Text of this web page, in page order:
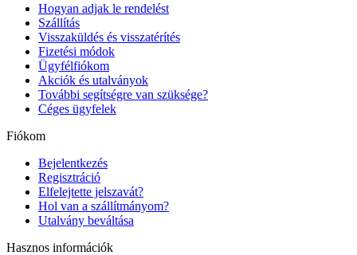
Hogyan adjak le rendelést
Szállítás
Visszaküldés és visszatérítés
Fizetési módok
Ügyfélfiókom
Akciók és utalványok
További segítségre van szüksége?
Céges ügyfelek
Fiókom
Bejelentkezés
Regisztráció
Elfelejtette jelszavát?
Hol van a szállítmányom?
Utalvány beváltása
Hasznos információk